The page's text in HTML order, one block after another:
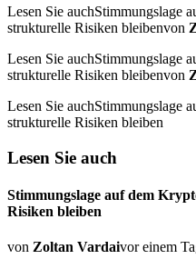
Lesen Sie auchStimmungslage
strukturelle Risiken bleibenvon
Lesen Sie auchStimmungslage
strukturelle Risiken bleibenvon
Lesen Sie auchStimmungslage
strukturelle Risiken bleiben
Lesen Sie auch
Stimmungslage auf dem
Risiken bleiben
von Zoltan Vardaivor einem